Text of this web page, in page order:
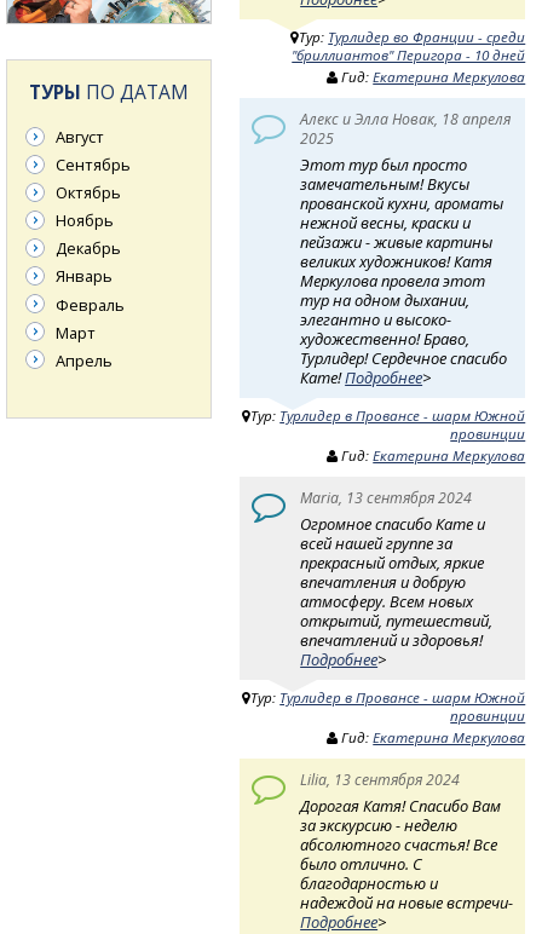
Тур: Турлидер во Франции - среди
"бриллиантов" Перигора - 10 дней
Гид:Екатерина Меркулова
Алекс и Элла Новак, 18 апреля
2025
Этот тур был просто
замечательным! Вкусы
прованской кухни, ароматы
нежной весны, краски и
пейзажи - живые картины
великих художников! Катя
Меркулова провела этот
тур на одном дыхании,
элегантно и высоко-
художественно! Браво,
Турлидер! Сердечное спасибо
Кате!Подробнее>
Тур: Турлидер в Провансе - шарм Южной
провинции
Гид:Екатерина Меркулова
Maria, 13 сентября 2024
Огромное спасибо Кате и
всей нашей группе за
прекрасный отдых, яркие
впечатления и добрую
атмосферу. Всем новых
открытий, путешествий,
впечатлений и здоровья!
Подробнее>
Тур: Турлидер в Провансе - шарм Южной
провинции
Гид:Екатерина Меркулова
Lilia, 13 сентября 2024
Дорогая Катя! Спасибо Вам
за экскурсию - неделю
абсолютного счастья! Все
было отлично. С
благодарностью и
надеждой на новые встречи-
Подробнее>
ТУРЫ ПО ДАТАМ
Август
Сентябрь
Октябрь
Ноябрь
Декабрь
Январь
Февраль
Март
Апрель